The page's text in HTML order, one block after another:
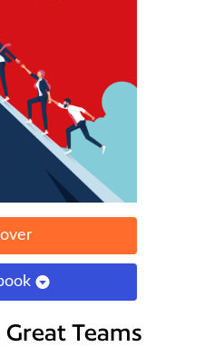
Teams